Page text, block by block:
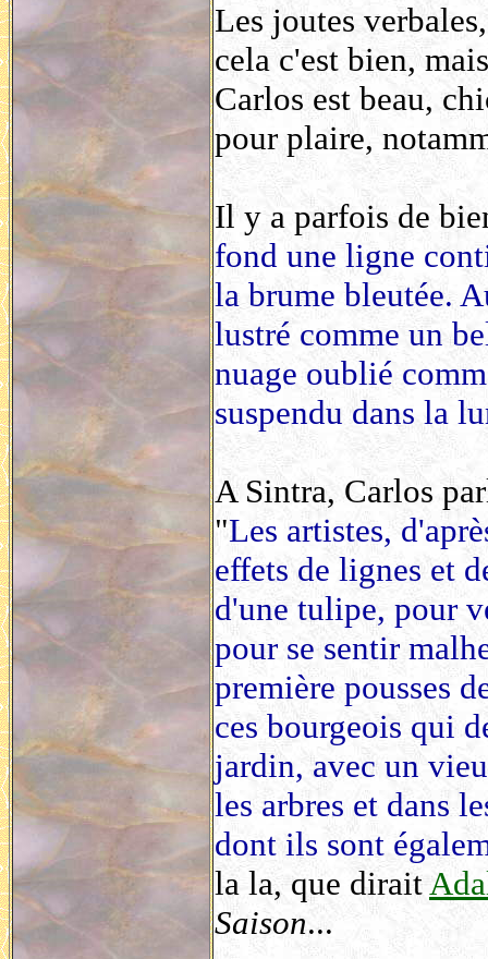
Les joutes
cela c'est bien,
Carlos est beau,
pour plaire,
Il y a parfois de
fond une ligne
la brume bleutée.
lustré comme un
nuage oublié
suspendu dans la
A Sintra, Carlos
"Les artistes,
effets de lignes et
d'une tulipe, pour
pour se sentir
première pousses
ces bourgeois qui
jardin, avec un
les arbres et dans
dont ils sont
la la, que dirait
Saison...